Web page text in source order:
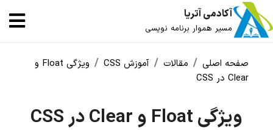
آکادمی آتریا
مسیر هموار برنامه نویسی
صفحه اصلی مقالات آموزش CSS
ویژگی Float و
Clear در CSS
ویژگی Float و Clear در CSS